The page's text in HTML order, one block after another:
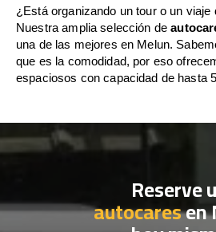
¿Está organizando un tour o un viaje
Nuestra amplia selección de
una de las mejores en Melun.
que es la comodidad, por eso
espaciosos con capacidad de hasta
Reserve
autocaresen